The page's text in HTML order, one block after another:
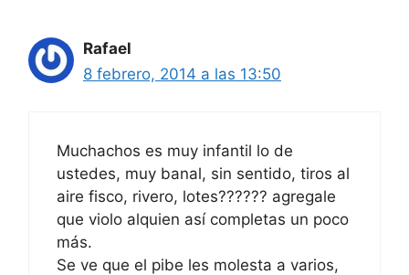
Rafael
8 febrero, 2014 a las 13:50
Muchachos es muy infantil lo de
ustedes, muy banal, sin sentido, tiros al
aire fisco, rivero, lotes?????? agregale
que violo alquien así completas un poco
más.
Se ve que el pibe les molesta a varios,